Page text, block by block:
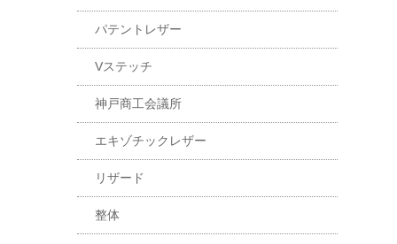
パテントレザー
Vステッチ
神戸商工会議所
エキゾチックレザー
リザード
整体